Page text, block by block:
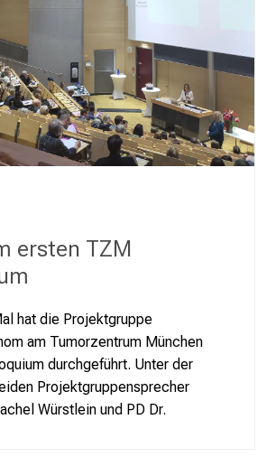
ersten TZM
hat die Projektgruppe
am Tumorzentrum München
durchgeführt. Unter der
Projektgruppensprecher
Würstlein und PD Dr.